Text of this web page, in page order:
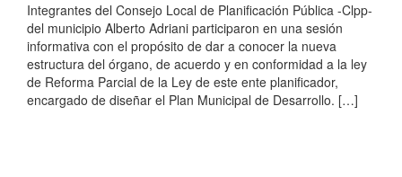
Integrantes del Consejo Local de Planificación Pública -Clpp-
del municipio Alberto Adriani participaron en una sesión
informativa con el propósito de dar a conocer la nueva
estructura del órgano, de acuerdo y en conformidad a la ley
de Reforma Parcial de la Ley de este ente planificador,
encargado de diseñar el Plan Municipal de Desarrollo. […]